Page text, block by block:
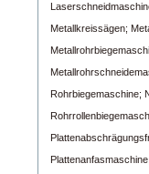
Metallkreissägen;
Rohrbiegemaschine;
Plattenanfasmaschine;